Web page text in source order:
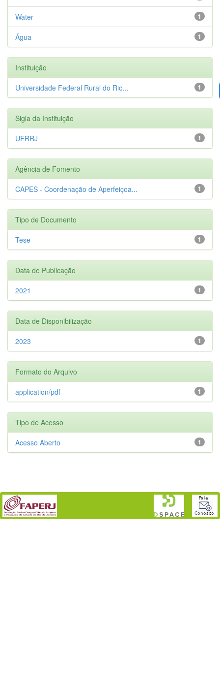
1
Water
1
Água
Instituição
1
Universidade Federal Rural do Rio...
Sigla da Instituição
1
UFRRJ
Agência de Fomento
1
CAPES - Coordenação de Aperfeiçoa...
Tipo de Documento
1
Tese
Data de Publicação
1
2021
Data de Disponibilização
1
2023
Formato do Arquivo
1
application/pdf
Tipo de Acesso
1
Acesso Aberto